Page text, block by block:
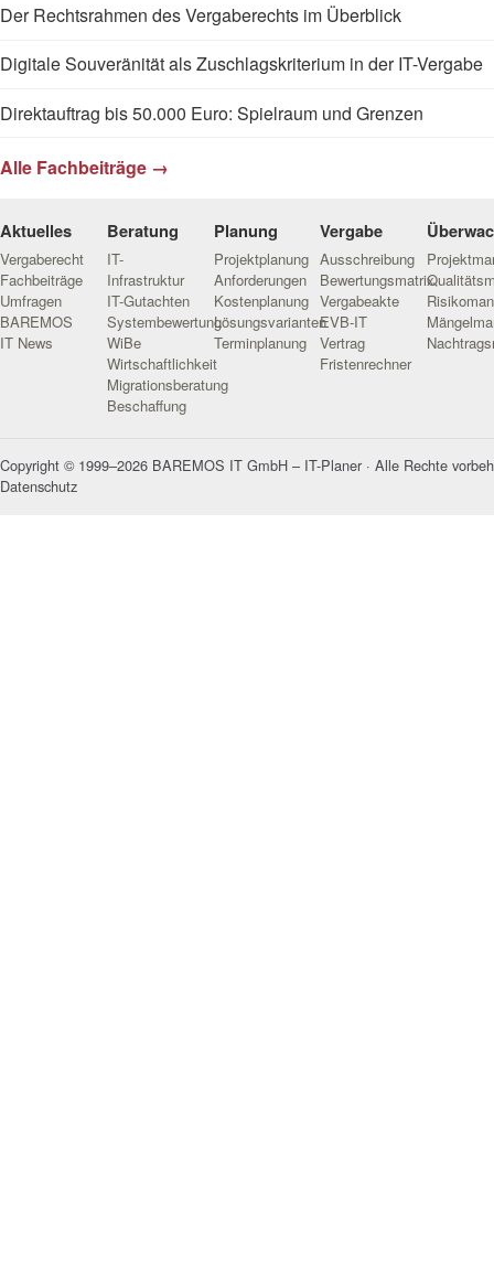
Der Rechtsrahmen des Vergaberechts im Überblick
Digitale Souveränität als Zuschlagskriterium in der IT-Vergabe
Direktauftrag bis 50.000 Euro: Spielraum und Grenzen
Alle Fachbeiträge →
Aktuelles
Vergaberecht
Fachbeiträge
Umfragen
BAREMOS
IT News
Beratung
IT-
Infrastruktur
IT-Gutachten
Systembewertung
WiBe
Wirtschaftlichkeit
Migrationsberatung
Beschaffung
Planung
Projektplanung
Anforderungen
Kostenplanung
Lösungsvarianten
Terminplanung
Vergabe
Ausschreibung
Bewertungsmatrix
Vergabeakte
EVB-IT
Vertrag
Fristenrechner
Copyright © 1999–2026 BAREMOS IT GmbH – IT-Planer · Alle Rechte
Datenschutz